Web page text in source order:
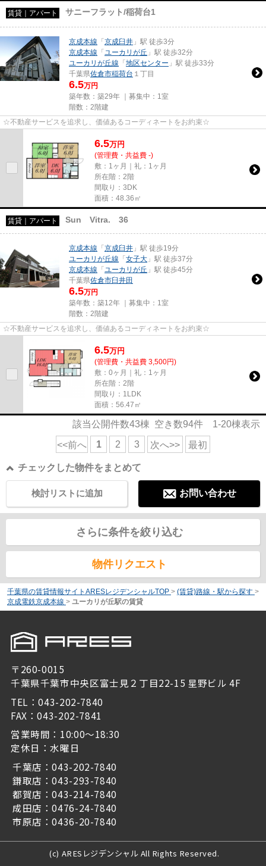
賃貸｜アパート サニーフラット/稲荷台1
京成本線 「京成臼井 」駅 徒歩3分
京成本線 「 ユーカリが丘 」駅 徒歩32分
ユーカリが丘線 「地区センター 」駅 徒歩33分
千葉県佐倉市稲荷台 １丁目
6.5万円
築年数：築29年 ｜募集中： 1室
階数：2階建
☆不動産サービスを追求し、価値あるコーディネートをお約束☆
6.5万円
(管理費・共益費 -)
敷：1ヶ月｜礼：1ヶ月
所在階：2階
間取り：3DK
面積：48.36㎡
賃貸｜アパート Sun Vitra. 36
京成本線 「京成臼井 」駅 徒歩19分
ユーカリが丘線 「女子大 」駅 徒歩37分
京成本線 「 ユーカリが丘 」駅 徒歩45分
千葉県佐倉市臼井田
6.5万円
築年数：築12年 ｜募集中： 1室
階数：2階建
☆不動産サービスを追求し、価値あるコーディネートをお約束☆
6.5万円
(管理費・共益費 3,500円)
敷：0ヶ月｜礼：1ヶ月
所在階：2階
間取り：1LDK
面積：56.47㎡
該当公開件数43棟 空き数94件 1-20棟表示
<<前へ 1 2 3 次へ>> 最初
チェックした物件をまとめて
お問い合わせ
検討リストに追加
さらに条件を絞り込む
物件リクエスト
千葉県の賃貸情報サイトARESレジデンシャルTOP > (賃貸)路線・駅から探す >
京成電鉄京成本線 > ユーカリが丘駅の賃貸
〒260-0015
千葉県千葉市中央区富士見２丁目22-15 星野ビル 4F
TEL：043-202-7840
FAX：043-202-7841
営業時間：10:00～18:30
定休日：水曜日
千葉店：043-202-7840
鎌取店：043-293-7840
都賀店：043-214-7840
成田店：0476-24-7840
市原店：0436-20-7840
(c) ARESレジデンシャル All Rights Reserved.